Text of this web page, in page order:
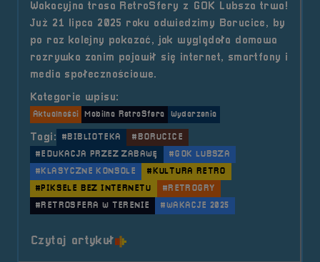
Wakacyjna trasa RetroSfery z GOK Lubsza trwa!
Już 21 lipca 2025 roku odwiedzimy Borucice, by
po raz kolejny pokazać, jak wyglądała domowa
rozrywka zanim pojawił się internet, smartfony i
media społecznościowe.
Kategorie wpisu:
Aktualności Mobilna RetroSfera Wydarzenia
Tagi: #BIBLIOTEKA
#BORUCICE
#EDUKACJA PRZEZ ZABAWĘ
#GOK LUBSZA
#KLASYCZNE KONSOLE
#KULTURA RETRO
#PIKSELE BEZ INTERNETU
#RETROGRY
#RETROSFERA W TERENIE
#WAKACJE 2025
Czytaj artykuło tytule 2025.07.21 Mobilna